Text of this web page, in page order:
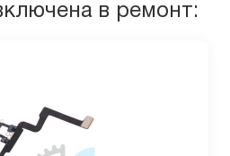
в ремонт: